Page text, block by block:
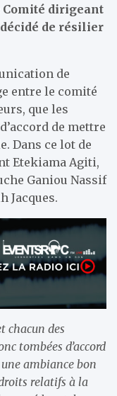
Comité dirigeant
de résilier
de
entre le comité
que les
de mettre
Dans ce lot de
Etekiama Agiti,
Ganiou Nassif
Jacques.
chacun des
tombées d’accord
ambiance bon
relatifs à la